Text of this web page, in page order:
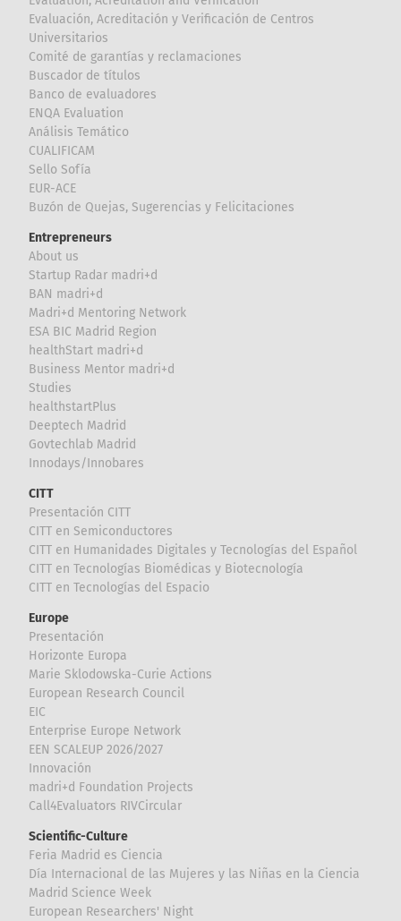
Evaluación, Acreditación y Verificación de Centros
Universitarios
Comité de garantías y reclamaciones
Buscador de títulos
Banco de evaluadores
ENQA Evaluation
Análisis Temático
CUALIFICAM
Sello Sofía
EUR-ACE
Buzón de Quejas, Sugerencias y Felicitaciones
Entrepreneurs
About us
Startup Radar madri+d
BAN madri+d
Madri+d Mentoring Network
ESA BIC Madrid Region
healthStart madri+d
Business Mentor madri+d
Studies
healthstartPlus
Deeptech Madrid
Govtechlab Madrid
Innodays/Innobares
CITT
Presentación CITT
CITT en Semiconductores
CITT en Humanidades Digitales y Tecnologías del Español
CITT en Tecnologías Biomédicas y Biotecnología
CITT en Tecnologías del Espacio
Europe
Presentación
Horizonte Europa
Marie Sklodowska-Curie Actions
European Research Council
EIC
Enterprise Europe Network
EEN SCALEUP 2026/2027
Innovación
madri+d Foundation Projects
Call4Evaluators RIVCircular
Scientific-Culture
Feria Madrid es Ciencia
Día Internacional de las Mujeres y las Niñas en la Ciencia
Madrid Science Week
European Researchers' Night